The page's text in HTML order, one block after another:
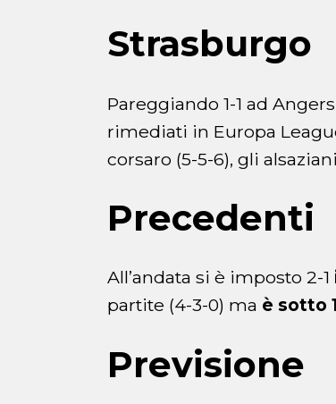
Strasburgo
Pareggiando 1-1 ad
rimediati in Europa
corsaro (5-5-6), gli
Precedenti
All’andata si è imposto 2-1
partite (4-3-0) ma è sotto
Previsione